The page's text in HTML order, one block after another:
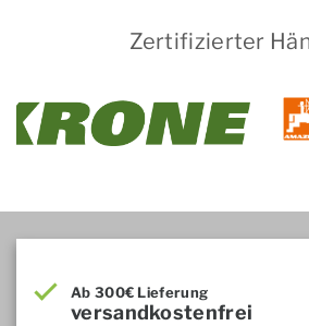
Zertifizierter
Ab 300€ Lieferung
versandkostenfrei